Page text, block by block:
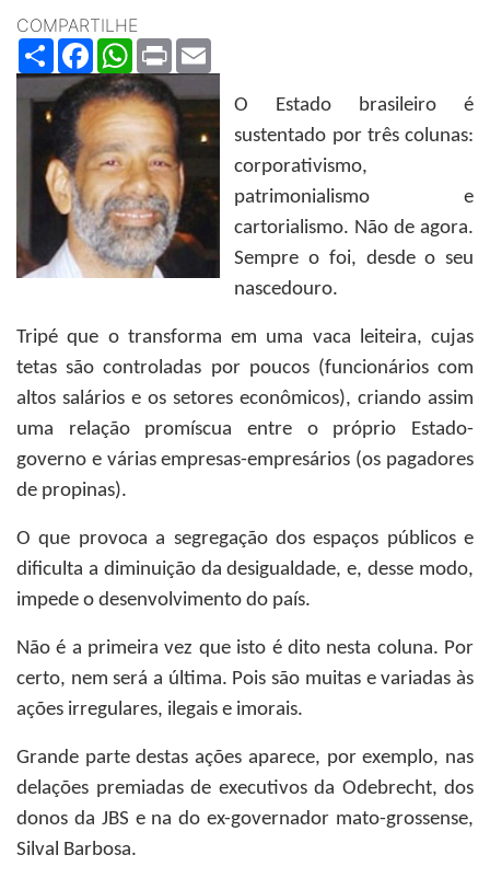
COMPARTILHE
ShareFacebookWhatsApp
Print
O Estado brasileiro é
sustentado por três colunas:
corporativismo,
patrimonialismo e
cartorialismo. Não de agora.
Sempre o foi, desde o seu
nascedouro.
Tripé que o transforma em uma vaca leiteira, cujas
tetas são controladas por poucos (funcionários com
altos salários e os setores econômicos), criando assim
uma relação promíscua entre o próprio Estado-
governo e várias empresas-empresários (os pagadores
de propinas).
O que provoca a segregação dos espaços públicos e
dificulta a diminuição da desigualdade, e, desse modo,
impede o desenvolvimento do país.
Não é a primeira vez que isto é dito nesta coluna. Por
certo, nem será a última. Pois são muitas e variadas às
ações irregulares, ilegais e imorais.
Grande parte destas ações aparece, por exemplo, nas
delações premiadas de executivos da Odebrecht, dos
donos da JBS e na do ex-governador mato-grossense,
Silval Barbosa.